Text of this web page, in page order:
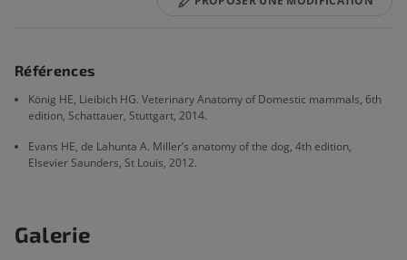
Références
König HE, Lieibich HG. Veterinary Anatomy of Domestic mammals, 6th
edition, Schattauer, Stuttgart, 2014.
Evans HE, de Lahunta A. Miller’s anatomy of the dog, 4th edition,
Elsevier Saunders, St Louis, 2012.
Galerie